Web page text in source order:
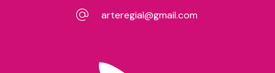
arteregial@gmail.com